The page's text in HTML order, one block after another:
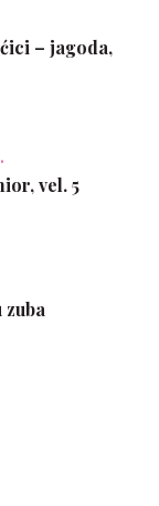
– jagoda,
vel. 5
zuba